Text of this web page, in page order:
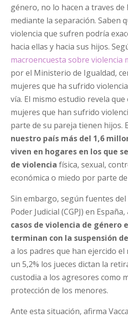
género, no lo hacen a traves de
mediante la separación. Saben
violencia que sufren podría
hacia ellas y hacia sus hijos.
macroencuesta sobre violencia
por el Ministerio de Igualdad,
mujeres que ha sufrido
vía. El mismo estudio revela que
mujeres que han sufrido
parte de su pareja tienen hijos.
nuestro país más del 1,6
viven en hogares en los que
de violencia física, sexual,
económica o miedo por parte
Sin embargo, según fuentes del
Poder Judicial (CGPJ) en España,
casos de violencia de género
terminan con la suspensión
a los padres que han ejercido
un 5,2% los jueces dictan la
custodia a los agresores como
protección de los menores.
Ante esta situación, afirma